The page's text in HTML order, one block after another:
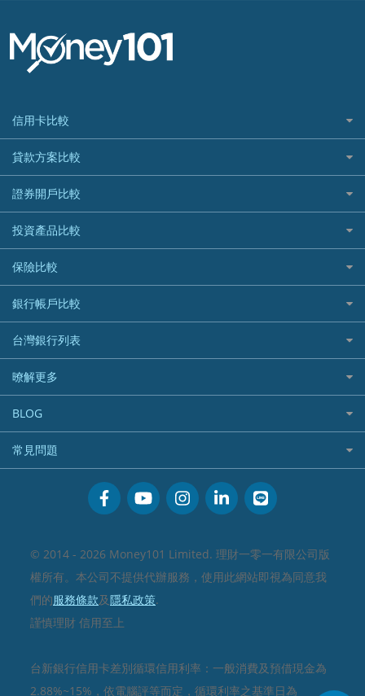
信用卡比較
信用卡情境類別推薦
精選推薦
國內外現金回饋
繳稅優惠
加油優惠
分期零利率優惠
首刷禮優惠
電影優惠
網購優惠
機場接送優惠
高鐵優惠
貸款方案比較
快速線上貸款推薦
繳稅貸款
貸款計算機
車貸計算機
信貸利率比較
一般個人貸款
優質客戶貸款
低手續費貸款
汽機車貸款比較
房貸利率比較
信用貸款銀行列表
債務整合
24小時內入帳貸款
證券開戶比較
台股證券戶
投資產品比較
機器人投資
外幣定存
保險比較
住宅險
機車保險
寵物險
銀行帳戶比較
財富管理帳戶
美元定存
台灣銀行列表
銀行與合作機構列表
暸解更多
加入我們
媒體聯絡
隱私政策
關於我們
BLOG
專欄文章
常見問題
活動禮贈品兌換相關
會員相關常見問題
© 2014 - 2026 Money101 Limited. 理財一零一有限公司版
權所有。本公司不提供代辦服務，使用此網站即視為同意我
們的服務條款及隱私政策.
謹慎理財 信用至上
台新銀行信用卡差別循環信用利率：一般消費及預借現金為
2.88%~15%，依電腦評等而定，循環利率之基準日為